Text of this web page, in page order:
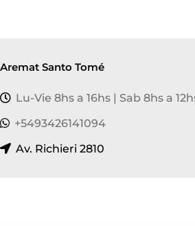
Aremat Santo Tomé
Lu-Vie 8hs a 16hs | Sab 8hs a
+5493426141094
Av. Richieri 2810